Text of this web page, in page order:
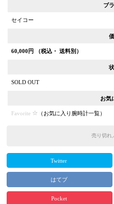
ブ
セイコー
60,000 円 （税込・ 送料別）
SOLD OUT
お気
Favorite （お気に入り腕時計一覧）
売り切れ
Twitter
はてブ
Pocket